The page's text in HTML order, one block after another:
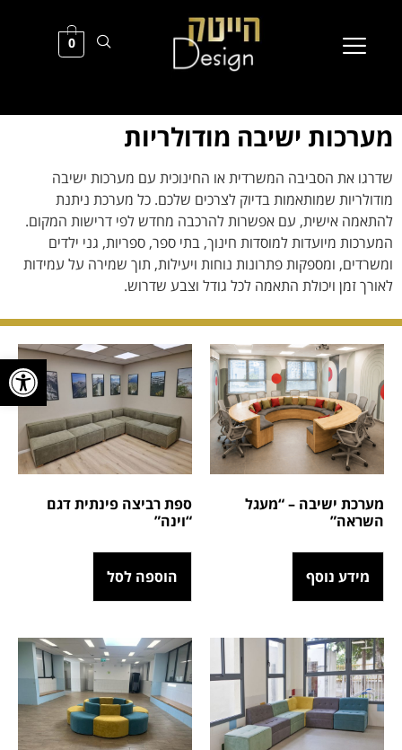
פתח
0
מערכות ישיבה מודולריות
שדרגו את הסביבה המשרדית או החינוכית עם מערכות ישיבה
מודולריות שמותאמות בדיוק לצרכים שלכם. כל מערכת ניתנת
להתאמה אישית, עם אפשרות להרכבה מחדש לפי דרישות המקום.
המערכות מיועדות למוסדות חינוך, בתי ספר, ספריות, גני ילדים
ומשרדים, ומספקות פתרונות נוחות ויעילות, תוך שמירה על עמידות
לאורך זמן ויכולת התאמה לכל גודל וצבע שדרוש.
מערכת ישיבה – “מעגל
השראה”
מידע נוסף
ספת רביצה פינתית דגם
“וינה”
הוספה לסל